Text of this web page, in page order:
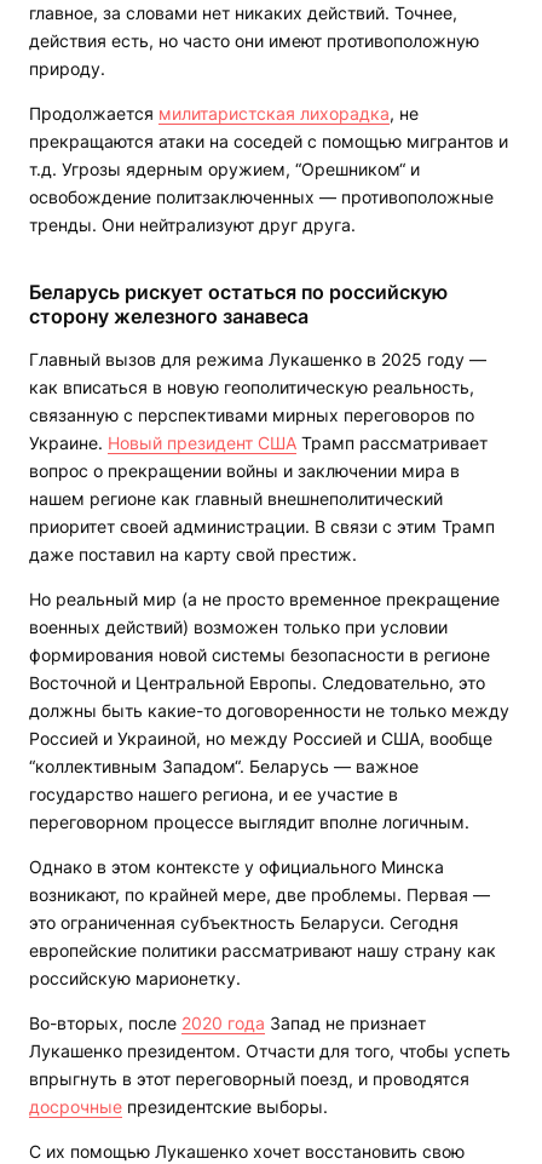
главное, за словами нет никаких действий. Точнее,
действия есть, но часто они имеют противоположную
природу.
Продолжается милитаристская лихорадка, не
прекращаются атаки на соседей с помощью мигрантов и
т.д. Угрозы ядерным оружием, “Орешником“ и
освобождение политзаключенных — противоположные
тренды. Они нейтрализуют друг друга.
Беларусь рискует остаться по российскую
сторону железного занавеса
Главный вызов для режима Лукашенко в 2025 году —
как вписаться в новую геополитическую реальность,
связанную с перспективами мирных переговоров по
Украине. Новый президент США Трамп рассматривает
вопрос о прекращении войны и заключении мира в
нашем регионе как главный внешнеполитический
приоритет своей администрации. В связи с этим Трамп
даже поставил на карту свой престиж.
Но реальный мир (а не просто временное прекращение
военных действий) возможен только при условии
формирования новой системы безопасности в регионе
Восточной и Центральной Европы. Следовательно, это
должны быть какие-то договоренности не только между
Россией и Украиной, но между Россией и США, вообще
“коллективным Западом“. Беларусь — важное
государство нашего региона, и ее участие в
переговорном процессе выглядит вполне логичным.
Однако в этом контексте у официального Минска
возникают, по крайней мере, две проблемы. Первая —
это ограниченная субъектность Беларуси. Сегодня
европейские политики рассматривают нашу страну как
российскую марионетку.
Во-вторых, после 2020 года Запад не признает
Лукашенко президентом. Отчасти для того, чтобы успеть
впрыгнуть в этот переговорный поезд, и проводятся
досрочные президентские выборы.
С их помощью Лукашенко хочет восстановить свою